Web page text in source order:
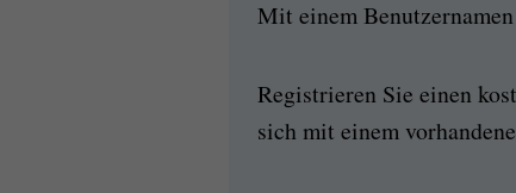
Mit einem
Registrieren Sie einen
sich mit einem